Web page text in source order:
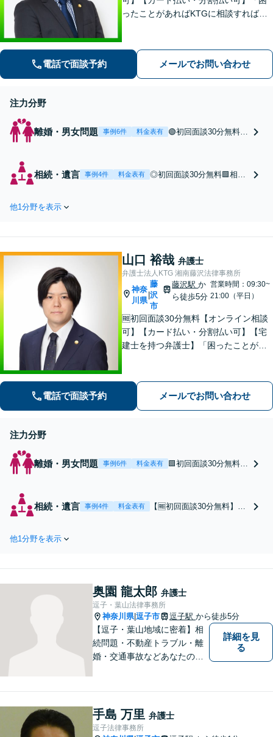
ったことがあればKTGに相談すれば安
お気軽にご相談ください。
電話で面談予約 メールでお問い合わせ
注力分野
離婚・男女問題 事例6件 料金表有
🟢初回面談30分無料
間240件以上の離婚相
い可】
相続・遺言 事例4件 料金表有
◎初回面談30分無料🟩相続
会社と連携したワンストッ
談可】【カード払い・分割
払い可】
他1分野を表示
山口 裕哉 弁護士
弁護士法人KTG 湘南藤沢法律事務所
神奈
川県
|
藤
沢
市
藤沢駅か
ら徒歩5分
営業時間：09:30~
21:00（平日）
🆓初回面談30分無料【オンライン相談
可】【カード払い・分割払い可】【宅
建士を持つ弁護士】「困ったことがあ
ビスを提供しています。お気軽にご相
談ください。
電話で面談予約 メールでお問い合わせ
注力分野
離婚・男女問題 事例6件 料金表有
🟩初回面談30分無料】
トラブルが外部に漏れ
相続・遺言 事例4件 料金表有
【🆓初回面談30分無料】◎
せ。他士業・不動産会社と
ビス【オンライン相談｜カ
ード・分割払い可】
他1分野を表示
奥園 龍太郎 弁護士
逗子・葉山法律事務所
神奈川県|逗子市 逗子駅 から徒歩5分
【逗子・葉山地域に密着】相
続問題・不動産トラブル・離
婚・交通事故などあなたの困
詳細を見
る
手島 万里 弁護士
逗子法律事務所